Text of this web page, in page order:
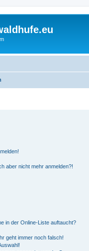
aber nicht mehr anmelden?!
in der Online-Liste auftaucht?
geht immer noch falsch!